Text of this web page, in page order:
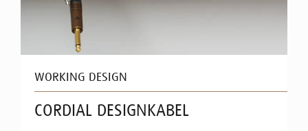
WORKING DESIGN
CORDIAL DESIGNKABEL